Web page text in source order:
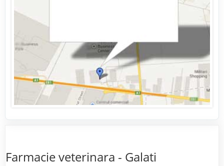
Farmacie veterinara - Galati